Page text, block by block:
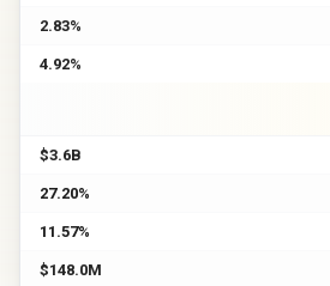
2.83%
4.92%
$3.6B
27.20%
11.57%
$148.0M